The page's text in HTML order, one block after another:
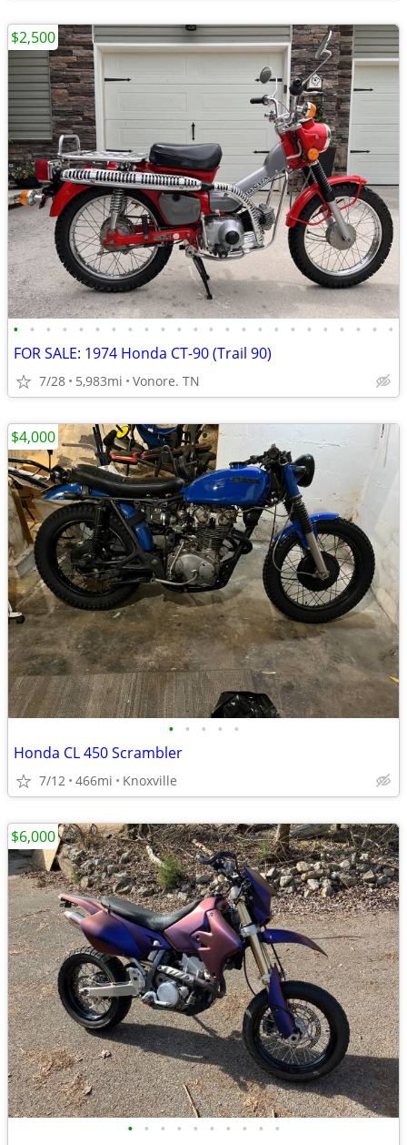
• • • • • • • • • • • • • • • • • • • • • • • •
FOR SALE: 1974 Honda CT-90 (Trail 90)
7/28 5,983mi Vonore. TN
$2,500
• • • • •
Honda CL 450 Scrambler
7/12 466mi Knoxville
$4,000
• • • • • • • • • •
$6,000